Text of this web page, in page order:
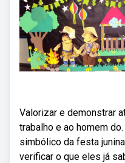
Valorizar e demonstrar
trabalho e ao homem
simbólico da festa
verificar o que eles já